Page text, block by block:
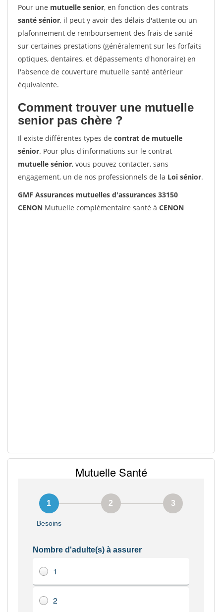
Pour une mutuelle senior, en fonction des contrats
santé sénior, il peut y avoir des délais d'attente ou un
plafonnement de remboursement des frais de santé
sur certaines prestations (généralement sur les forfaits
optiques, dentaires, et dépassements d'honoraire) en
l'absence de couverture mutuelle santé antérieur
équivalente.
Comment trouver une mutuelle
senior pas chère ?
Il existe différentes types de contrat de mutuelle
sénior. Pour plus d'informations sur le contrat
mutuelle sénior, vous pouvez contacter, sans
engagement, un de nos professionnels de la Loi sénior.
GMF Assurances mutuelles d'assurances 33150
CENON Mutuelle complémentaire santé à CENON